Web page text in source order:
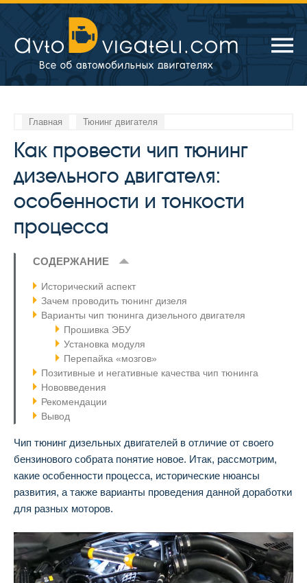
Главная Тюнинг двигателя
Как провести чип тюнинг
дизельного двигателя:
особенности и тонкости
процесса
СОДЕРЖАНИЕ
Исторический аспект
Зачем проводить тюнинг дизеля
Варианты чип тюнинга дизельного двигателя
Прошивка ЭБУ
Установка модуля
Перепайка «мозгов»
Позитивные и негативные качества чип тюнинга
Нововведения
Рекомендации
Вывод
Чип тюнинг дизельных двигателей в отличие от своего
бензинового собрата понятие новое. Итак, рассмотрим,
какие особенности процесса, исторические нюансы
развития, а также варианты проведения данной доработки
для разных моторов.